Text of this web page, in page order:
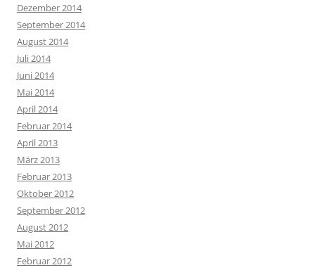
Dezember 2014
September 2014
August 2014
Juli 2014
Juni 2014
Mai 2014
April 2014
Februar 2014
April 2013
März 2013
Februar 2013
Oktober 2012
September 2012
August 2012
Mai 2012
Februar 2012